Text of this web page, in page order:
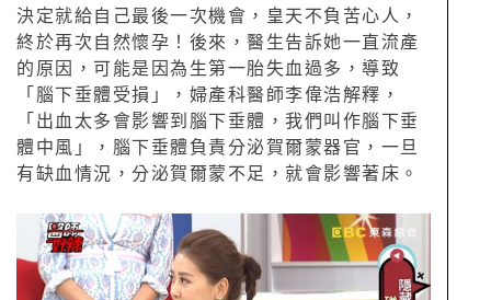
決定就給自己最後一次機會，皇天不負苦心人，
終於再次自然懷孕！後來，醫生告訴她一直流產
的原因，可能是因為生第一胎失血過多，導致
「腦下垂體受損」，婦產科醫師李偉浩解釋，
「出血太多會影響到腦下垂體，我們叫作腦下垂
體中風」，腦下垂體負責分泌賀爾蒙器官，一旦
有缺血情況，分泌賀爾蒙不足，就會影響著床。